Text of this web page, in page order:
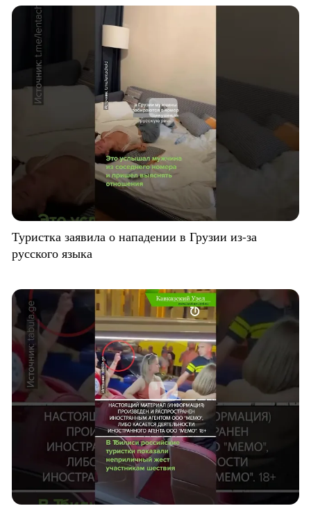
Туристка заявила о нападении в Грузии из-за
русского языка